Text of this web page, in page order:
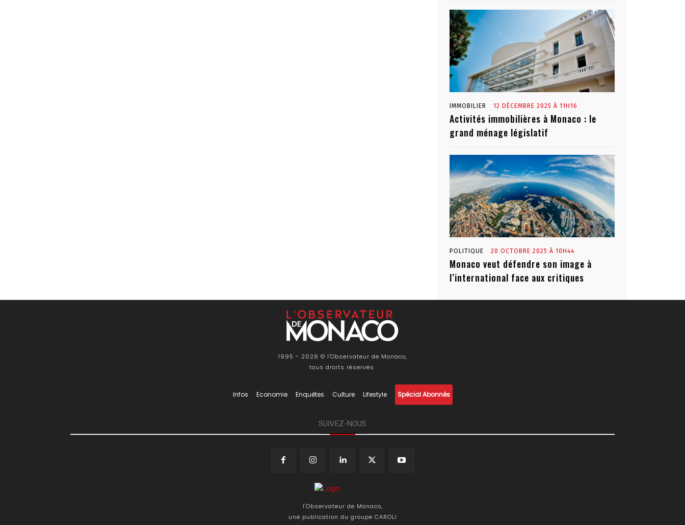
IMMOBILIER 12 DÉCEMBRE 2025 À 11H16
Activités immobilières à Monaco : le
grand ménage législatif
POLITIQUE 20 OCTOBRE 2025 À 10H44
Monaco veut défendre son image à
l’international face aux critiques
1995 - 2026 © l'Observateur de Monaco,
tous droits réservés.
Infos Economie Enquêtes Culture Lifestyle Spécial Abonnés
SUIVEZ-NOUS
l'Observateur de Monaco,
une publication du groupe CAROLI